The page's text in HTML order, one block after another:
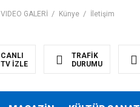
VIDEO GALERİ Künye İletişim
CANLI
TV İZLE
TRAFİK
DURUMU